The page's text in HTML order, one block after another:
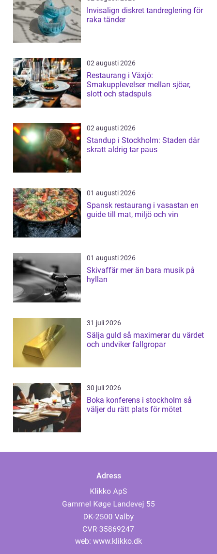
Invisalign diskret tandreglering för
raka tänder
02 augusti 2026
Restaurang i Växjö:
Smakupplevelser mellan sjöar,
slott och stadspuls
02 augusti 2026
Standup i Stockholm: Staden där
skratt aldrig tar paus
01 augusti 2026
Spansk restaurang i vasastan en
guide till mat, miljö och vin
01 augusti 2026
Skivaffär mer än bara musik på
hyllan
31 juli 2026
Sälja guld så maximerar du värdet
och undviker fallgropar
30 juli 2026
Boka konferens i stockholm så
väljer du rätt plats för mötet
Adress
web: www.klikko.dk